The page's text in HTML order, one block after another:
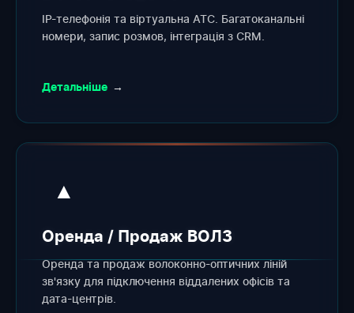
IP-телефонія та віртуальна АТС. Багатоканальні
номери, запис розмов, інтеграція з CRM.
Детальніше →
▲
Оренда / Продаж ВОЛЗ
Оренда та продаж волоконно-оптичних ліній
зв'язку для підключення віддалених офісів та
дата-центрів.